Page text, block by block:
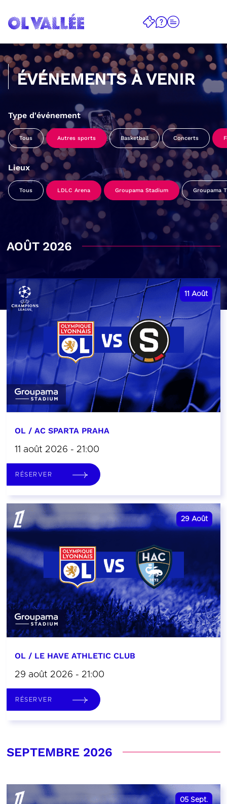
ÉVÉNEMENTS À VENIR
Type d'événement
Tous Autres sports Basketball Concerts
Lieux
Tous LDLC Arena Groupama Stadium Groupama
AOÛT 2026
11 Août
OL / AC SPARTA PRAHA
11 août 2026 - 21:00
RÉSERVER
29 Août
OL / LE HAVE ATHLETIC CLUB
29 août 2026 - 21:00
RÉSERVER
SEPTEMBRE 2026
05 Sept.